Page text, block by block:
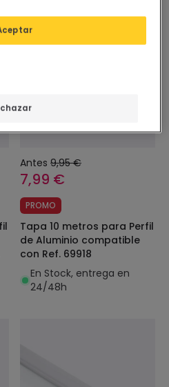
-20%
Antes 9,95 €
7,99 €
PROMO
Tapa 10 metros para Perfil
de Aluminio compatible
con Ref. 69918
En Stock, entrega en
24/48h